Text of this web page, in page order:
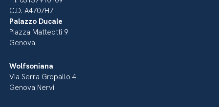
C.D. A4707H7
Palazzo Ducale
Piazza Matteotti 9
Genova
Wolfsoniana
Via Serra Gropallo 4
Genova Nervi